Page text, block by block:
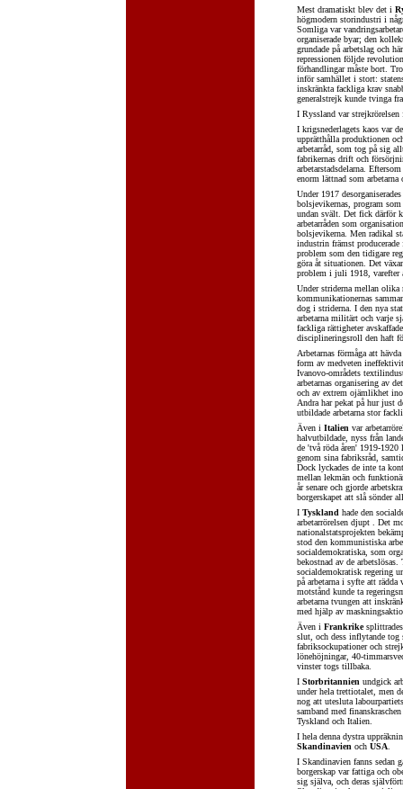
Mest dramatiskt blev det i
högmodern storindustri i
Somliga var
organiserade byar; den
grundade på arbetslag och
repressionen följde
förhandlingar måste bort.
inför samhället i stort:
inskränkta fackliga krav
generalstrejk kunde tvinga
I Ryssland var strejkrörelsen
I krigsnederlagets kaos var
upprätthålla produktionen
arbetarråd, som tog på sig
fabrikernas drift och
arbetarstadsdelarna.
enorm lättnad som arbetarna
Under 1917
bolsjevikernas, program
undan svält. Det fick därför
arbetarråden som
bolsjevikerna. Men radikal
industrin främst
problem som den tidigare
göra åt situationen. Det
problem i juli 1918, varefter
Under striderna mellan
kommunikationernas
dog i striderna. I den nya
arbetarna militärt och varje
fackliga rättigheter
disciplineringsroll den haft
Arbetarnas förmåga att
form av medveten
Ivanovo-områdets
arbetarnas organisering av
och av extrem ojämlikhet
Andra har pekat på hur just
utbildade arbetarna stor
Även i Italien var
halvutbildade, nyss från
de 'två röda åren' 1919-
genom sina fabriksråd,
Dock lyckades de inte ta
mellan lekmän och
år senare och gjorde
borgerskapet att slå sönder
I Tyskland hade den
arbetarrörelsen djupt . Det
nationalstatsprojekten
stod den kommunistiska
socialdemokratiska, som
bekostnad av de
socialdemokratisk regering
på arbetarna i syfte att rädda
motstånd kunde ta
arbetarna tvungen att
med hjälp av
Även i Frankrikesplittrades
slut, och dess inflytande tog
fabriksockupationer och
lönehöjningar, 40-
vinster togs tillbaka.
I Storbritannien undgick
under hela trettiotalet, men
nog att utesluta
samband med
Tyskland och Italien.
I hela denna dystra
Skandinavien och USA
I Skandinavien fanns sedan
borgerskap var fattiga och
sig själva, och deras